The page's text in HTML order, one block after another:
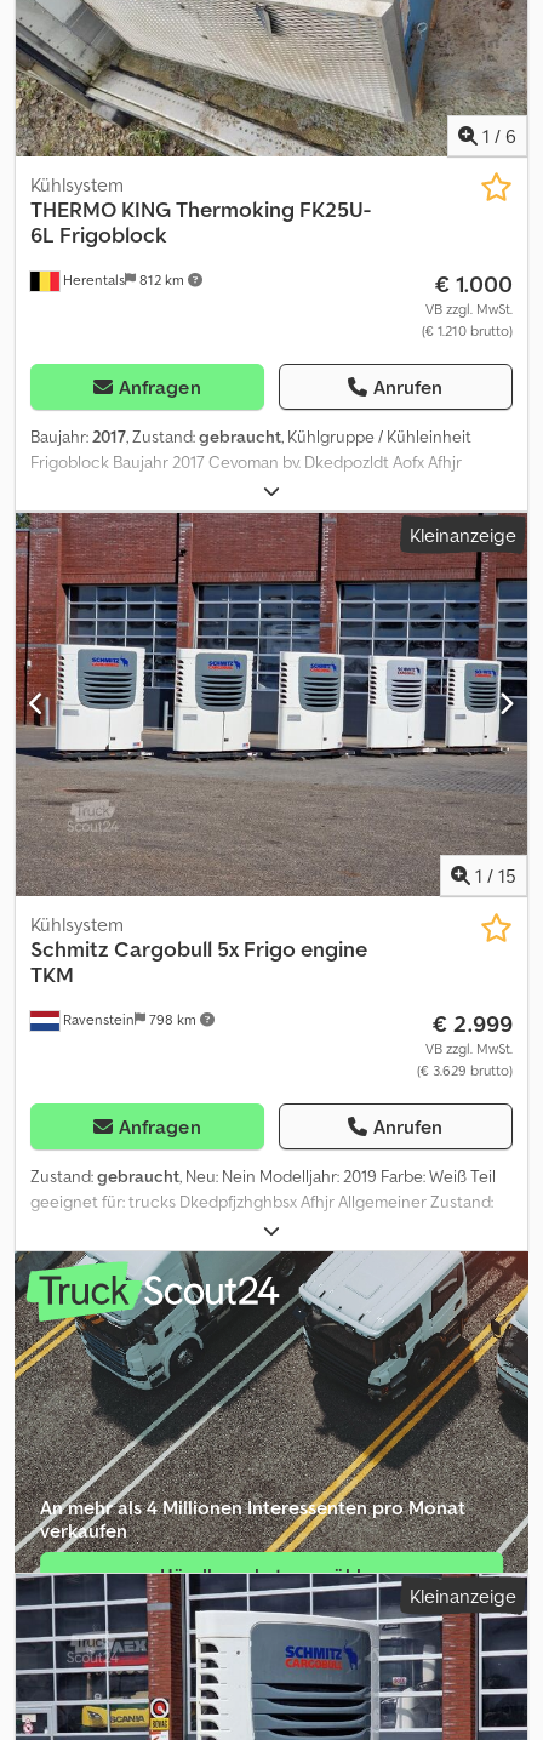
1 / 6
Herentals 812 km
Kühlsystem
THERMO KINGThermoking FK25U-
6L Frigoblock
€ 1.000
VB zzgl. MwSt.
(€ 1.210 brutto)
Anfragen Anrufen
Baujahr: 2017, Zustand:gebraucht, Kühlgruppe / Kühleinheit
Frigoblock Baujahr 2017 Cevoman bv. Dkedpozldt Aofx Afhjr
Lenskensdijk 5 2200 Herentals Belgien
Kleinanzeige
1 / 15
Ravenstein 798 km
Kühlsystem
Schmitz Cargobull 5x Frigo engine
TKM
€ 2.999
VB zzgl. MwSt.
(€ 3.629 brutto)
Anfragen Anrufen
Zustand:gebraucht, Neu: Nein Modelljahr: 2019 Farbe: Weiß Teil
geeignet für: trucks Dkedpfjzhghbsx Afhjr Allgemeiner Zustand:
gut Technischer Zustand: gut Optischer Zustand: gut
An mehr als 4 Millionen Inte­ressenten pro Monat
verkaufen
Händlerpaket auswählen
Einzelinserat erstellen
Kleinanzeige